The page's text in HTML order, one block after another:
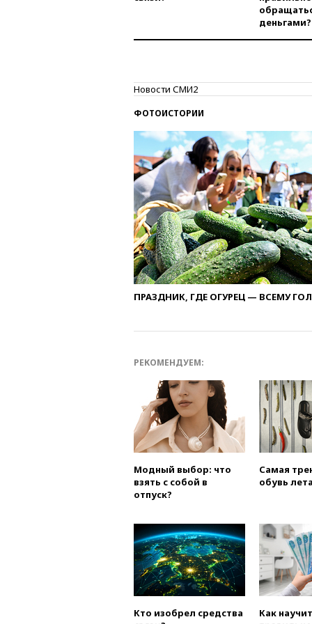
деньгами?
Новости СМИ2
ФОТОИСТОРИИ
ПРАЗДНИК, ГДЕ ОГУРЕЦ — ВСЕМУ
РЕКОМЕНДУЕМ:
Модный выбор: что
взять с собой в
отпуск?
Самая
обувь
Кто изобрел средства
Как